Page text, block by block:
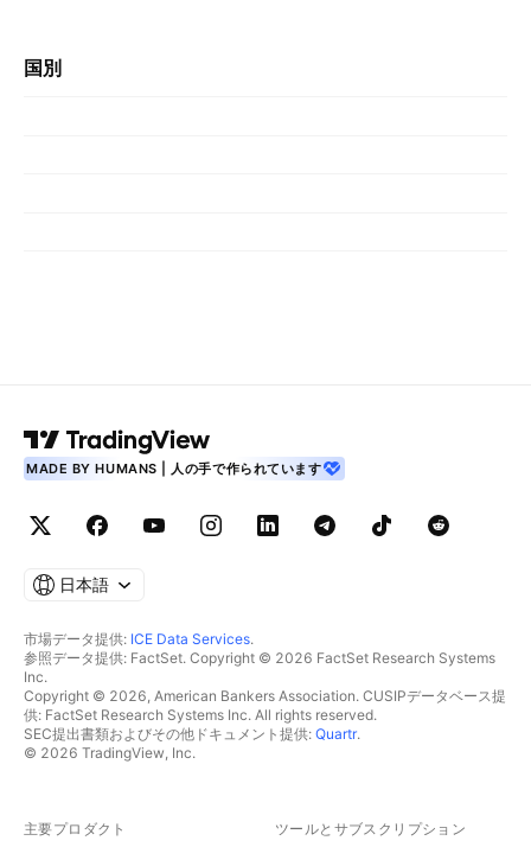
国別
MADE BY HUMANS | 人の手で作られています
日本語
市場データ提供: ICE Data Services.
参照データ提供: FactSet. Copyright © 2026 FactSet Research Systems
Inc.
Copyright © 2026, American Bankers Association. CUSIPデータベース提
供: FactSet Research Systems Inc. All rights reserved.
SEC提出書類およびその他ドキュメント提供: Quartr.
© 2026 TradingView, Inc.
主要プロダクト ツールとサブスクリプション